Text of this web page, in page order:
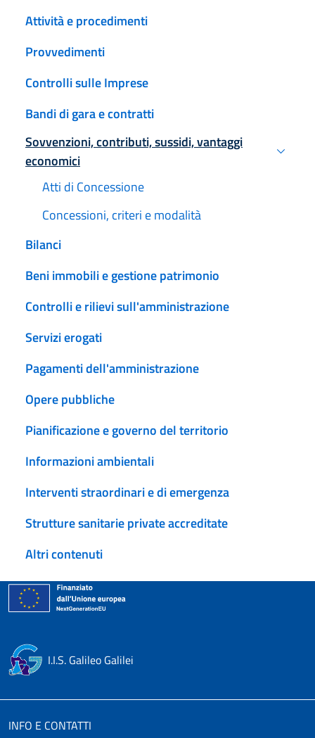
Attività e procedimenti
Provvedimenti
Controlli sulle Imprese
Bandi di gara e contratti
Sovvenzioni, contributi, sussidi, vantaggi
economici
Attivo
Atti di Concessione
Concessioni, criteri e modalità
Bilanci
Beni immobili e gestione patrimonio
Controlli e rilievi sull'amministrazione
Servizi erogati
Pagamenti dell'amministrazione
Opere pubbliche
Pianificazione e governo del territorio
Informazioni ambientali
Interventi straordinari e di emergenza
Strutture sanitarie private accreditate
Altri contenuti
I.I.S. Galileo Galilei
INFO E CONTATTI